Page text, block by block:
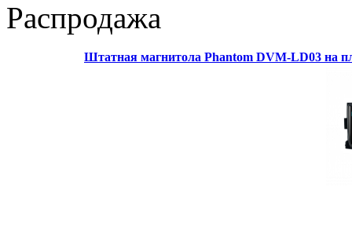
Распродажа
Штатная магнитола Phantom DVM-LD03 на